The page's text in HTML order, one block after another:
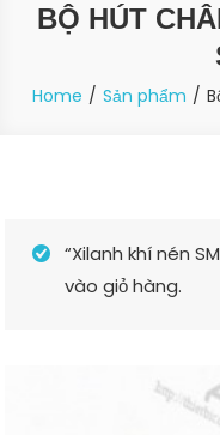
BỘ HÚT
Home Sản phẩm
“Xilanh khí nén
vào giỏ hàng.